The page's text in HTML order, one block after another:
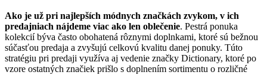
Ako je už pri najlepších módnych značkách zvykom, v ich
predajniach nájdeme viac ako len oblečenie. Pestrá ponuka
kolekcií býva často obohatená rôznymi doplnkami, ktoré sú bežnou
súčasťou predaja a zvyšujú celkovú kvalitu danej ponuky. Túto
stratégiu pri predaji využíva aj vedenie značky Dictionary, ktoré po
vzore ostatných značiek prišlo s doplnením sortimentu o rozličné